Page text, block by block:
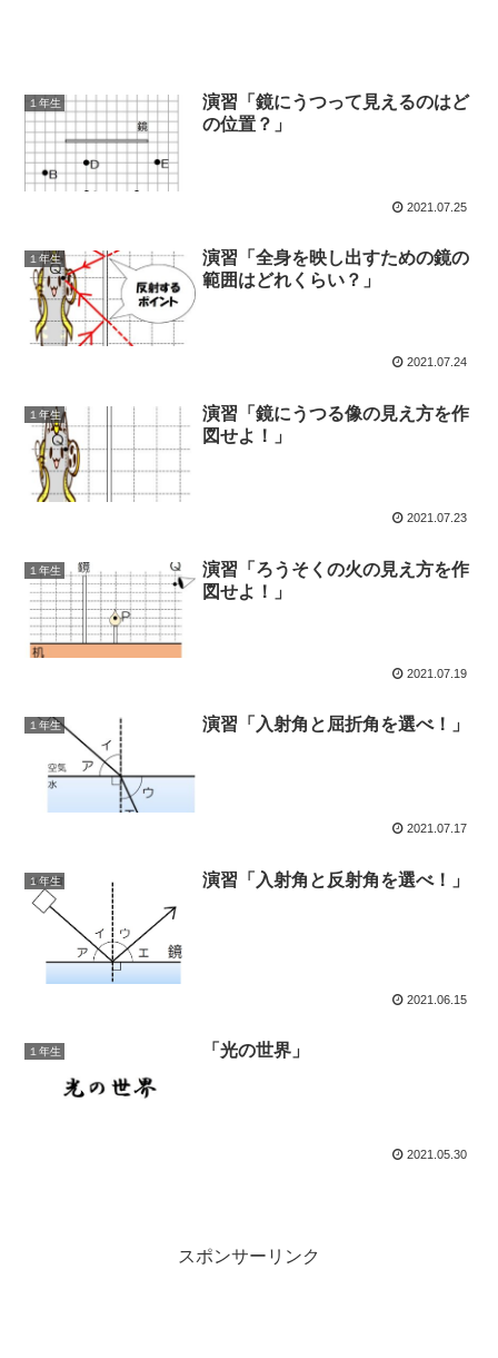
１年生
演習「鏡にうつって見えるのはど
の位置？」
2021.07.25
１年生
演習「全身を映し出すための鏡の
範囲はどれくらい？」
2021.07.24
１年生
演習「鏡にうつる像の見え方を作
図せよ！」
2021.07.23
１年生
演習「ろうそくの火の見え方を作
図せよ！」
2021.07.19
１年生 演習「入射角と屈折角を選べ！」
2021.07.17
１年生 演習「入射角と反射角を選べ！」
2021.06.15
１年生 「光の世界」
2021.05.30
スポンサーリンク